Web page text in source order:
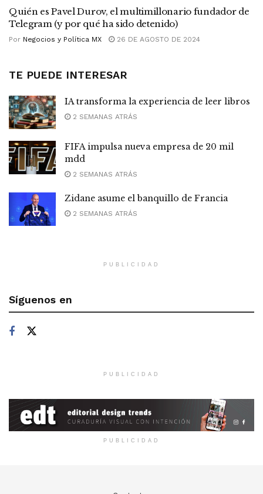
Quién es Pavel Durov, el multimillonario fundador de
Telegram (y por qué ha sido detenido)
Por Negocios y Política MX 26 DE AGOSTO DE 2024
TE PUEDE INTERESAR
IA transforma la experiencia de leer libros
2 SEMANAS ATRÁS
FIFA impulsa nueva empresa de 20 mil
mdd
2 SEMANAS ATRÁS
Zidane asume el banquillo de Francia
2 SEMANAS ATRÁS
PUBLICIDAD
Síguenos en
PUBLICIDAD
PUBLICIDAD